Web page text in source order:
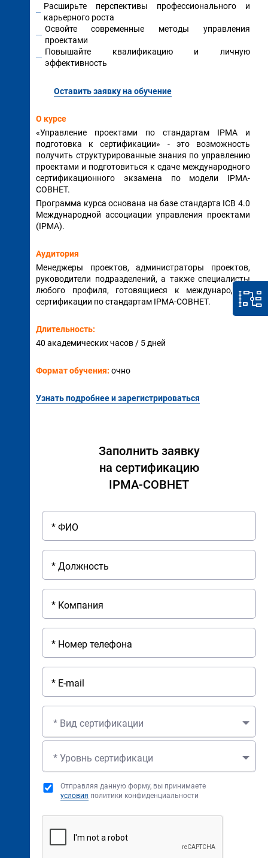
Заполнить заявку
на сертификацию
IPMA-СОВНЕТ
* Вид сертификации
* Уровнь сертификаци
Отправляя данную форму, вы принимаете
условия политики конфиденциальности
Расширьте перспективы профессионального и
карьерного роста
Освойте современные методы управления
проектами
Повышайте квалификацию и личную
эффективность
Оставить заявку на обучение
О курсе
«Управление проектами по стандартам IPMA и
подготовка к сертификации» - это возможность
получить структурированные знания по управлению
проектами и подготовиться к сдаче международного
сертификационного экзамена по модели IPMA-
СОВНЕТ.
Программа курса основана на базе стандарта ICB 4.0
Международной ассоциации управления проектами
(IPMA).
Аудитория
Менеджеры проектов, администраторы проектов,
руководители подразделений, а также специалисты
любого профиля, готовящиеся к международной
сертификации по стандартам IPMA-СОВНЕТ.
Длительность:
40 академических часов / 5 дней
Формат обучения: очно
Узнать подробнее и зарегистрироваться